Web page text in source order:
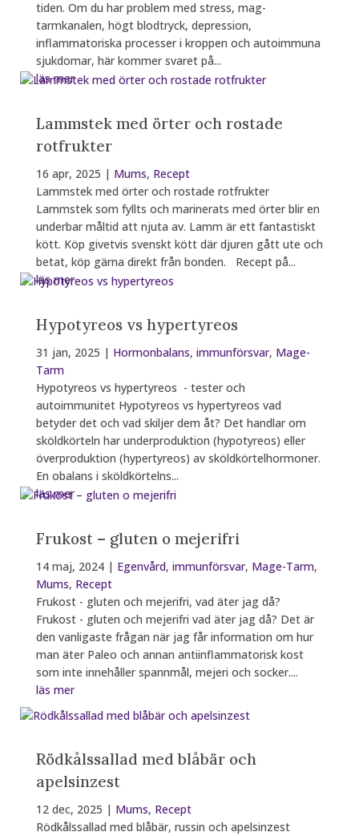
tiden. Om du har problem med stress, mag-
tarmkanalen, högt blodtryck, depression,
inflammatoriska processer i kroppen och autoimmuna
sjukdomar, här kommer svaret på...
läs mer
Lammstek med örter och rostade
rotfrukter
16 apr, 2025 | Mums, Recept
Lammstek med örter och rostade rotfrukter
Lammstek som fyllts och marinerats med örter blir en
underbar måltid att njuta av. Lamm är ett fantastiskt
kött. Köp givetvis svenskt kött där djuren gått ute och
betat, köp gärna direkt från bonden. Recept på...
läs mer
Hypotyreos vs hypertyreos
31 jan, 2025 | Hormonbalans, immunförsvar, Mage-
Tarm
Hypotyreos vs hypertyreos - tester och
autoimmunitet Hypotyreos vs hypertyreos vad
betyder det och vad skiljer dem åt? Det handlar om
sköldkörteln har underproduktion (hypotyreos) eller
överproduktion (hypertyreos) av sköldkörtelhormoner.
En obalans i sköldkörtelns...
läs mer
Frukost – gluten o mejerifri
14 maj, 2024| Egenvård, immunförsvar, Mage-Tarm,
Mums, Recept
Frukost - gluten och mejerifri, vad äter jag då?
Frukost - gluten och mejerifri vad äter jag då? Det är
den vanligaste frågan när jag får information om hur
man äter Paleo och annan antiinflammatorisk kost
som inte innehåller spannmål, mejeri och socker....
läs mer
Rödkålssallad med blåbär och
apelsinzest
12 dec, 2025 | Mums, Recept
Rödkålssallad med blåbär, russin och apelsinzest